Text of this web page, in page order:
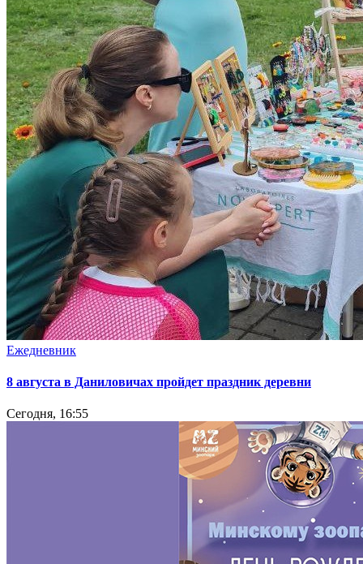
Ежедневник
8 августа в Даниловичах пройдет праздник деревни
Сегодня, 16:55